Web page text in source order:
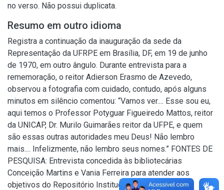
no verso. Não possui duplicata.
Resumo em outro idioma
Registra a continuação da inauguração da sede da
Representação da UFRPE em Brasília, DF, em 19 de junho
de 1970, em outro ângulo. Durante entrevista para a
rememoração, o reitor Adierson Erasmo de Azevedo,
observou a fotografia com cuidado, contudo, após alguns
minutos em silêncio comentou: “Vamos ver.... Esse sou eu,
aqui temos o Professor Potyguar Figueiredo Mattos, reitor
da UNICAP, Dr. Murilo Guimarães reitor da UFPE, e quem
são essas outras autoridades meu Deus! Não lembro
mais.... Infelizmente, não lembro seus nomes.” FONTES DE
PESQUISA: Entrevista concedida às bibliotecárias
Conceição Martins e Vania Ferreira para atender aos
objetivos do Repositório Institucional, projeto “(Re)